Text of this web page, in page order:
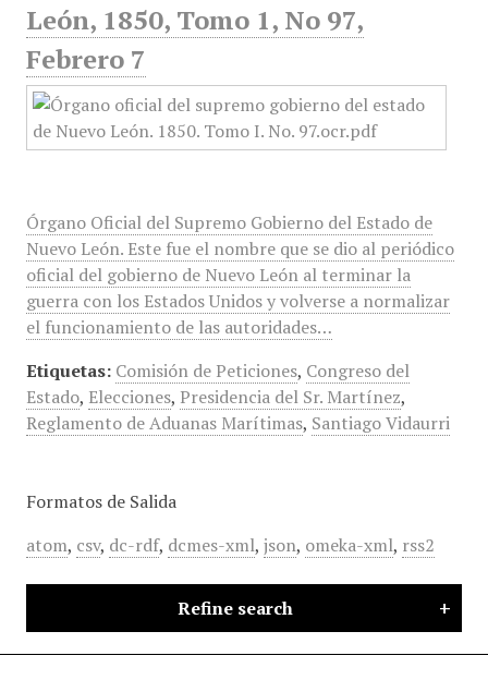
León, 1850, Tomo 1, No 97,
Febrero 7
Órgano Oficial del Supremo Gobierno del Estado de
Nuevo León. Este fue el nombre que se dio al periódico
oficial del gobierno de Nuevo León al terminar la
guerra con los Estados Unidos y volverse a normalizar
el funcionamiento de las autoridades…
Etiquetas: Comisión de Peticiones, Congreso del
Estado, Elecciones, Presidencia del Sr. Martínez,
Reglamento de Aduanas Marítimas, Santiago Vidaurri
Formatos de Salida
atom, csv, dc-rdf, dcmes-xml, json, omeka-xml, rss2
Refine search